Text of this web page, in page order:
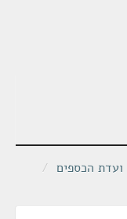
ועדת הכספים /